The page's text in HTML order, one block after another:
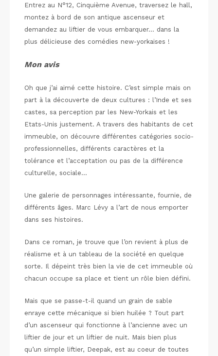
Entrez au N°12, Cinquième Avenue, traversez le hall,
montez à bord de son antique ascenseur et
demandez au liftier de vous embarquer… dans la
plus délicieuse des comédies new-yorkaises !
Mon avis
Oh que j’ai aimé cette histoire. C’est simple mais on
part à la découverte de deux cultures : l’Inde et ses
castes, sa perception par les New-Yorkais et les
Etats-Unis justement. A travers des habitants de cet
immeuble, on découvre différentes catégories socio-
professionnelles, différents caractères et la
tolérance et l’acceptation ou pas de la différence
culturelle, sociale…
Une galerie de personnages intéressante, fournie, de
différents âges. Marc Lévy a l’art de nous emporter
dans ses histoires.
Dans ce roman, je trouve que l’on revient à plus de
réalisme et à un tableau de la société en quelque
sorte. Il dépeint très bien la vie de cet immeuble où
chacun occupe sa place et tient un rôle bien défini.
Mais que se passe-t-il quand un grain de sable
enraye cette mécanique si bien huilée ? Tout part
d’un ascenseur qui fonctionne à l’ancienne avec un
liftier de jour et un liftier de nuit. Mais bien plus
qu’un simple liftier, Deepak, est au coeur de toutes